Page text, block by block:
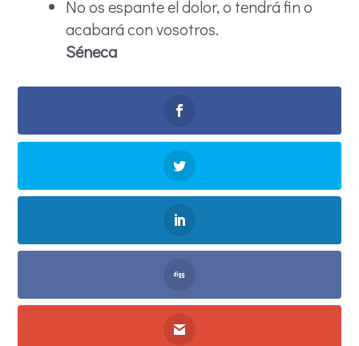
No os espante el dolor, o tendrá fin o
acabará con vosotros.
Séneca